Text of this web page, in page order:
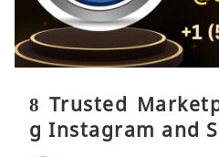
8 Trusted
g Instagram and